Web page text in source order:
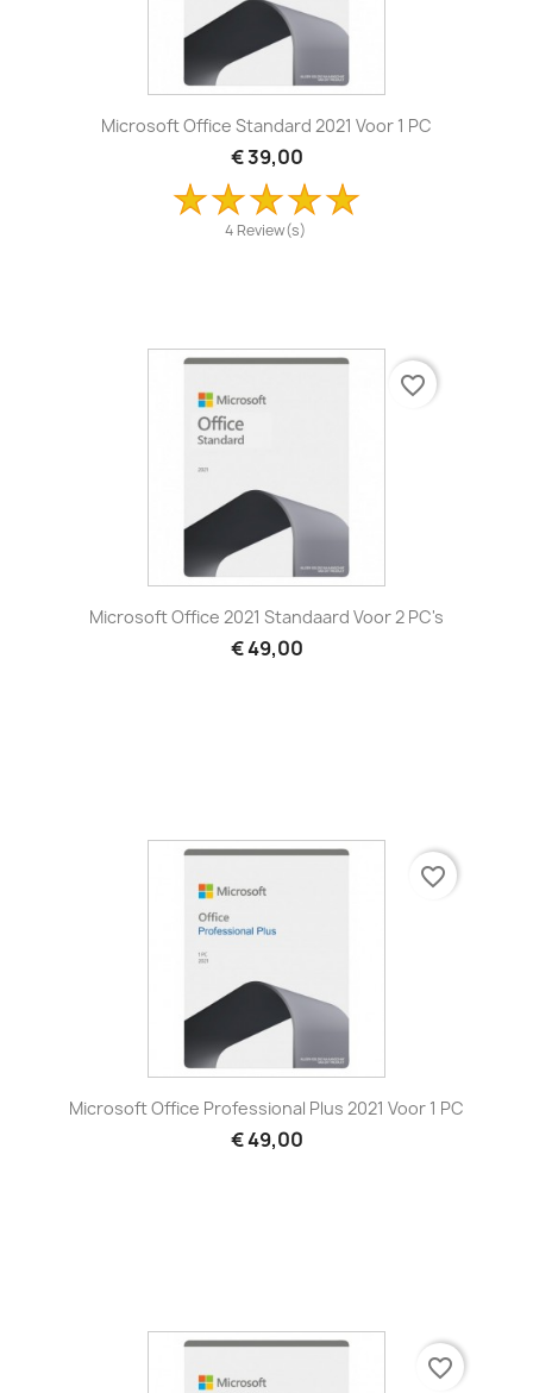
Microsoft Office Standard 2021 Voor 1 PC
€ 39,00
4 Review(s)
Microsoft Office 2021 Standaard Voor 2 PC's
€ 49,00
favorite_border
Microsoft Office Professional Plus 2021 Voor 1 PC
€ 49,00
favorite_border
favorite_border